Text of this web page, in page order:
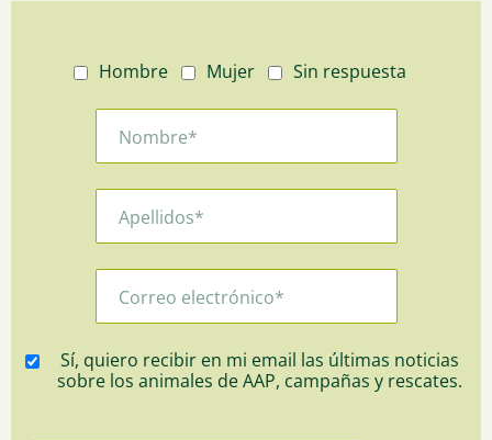
Hombre Mujer Sin respuesta
Sí, quiero recibir en mi email las últimas noticias
sobre los animales de AAP, campañas y rescates.